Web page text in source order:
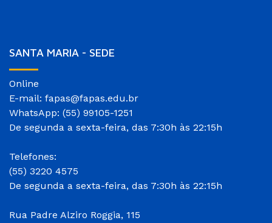
SANTA MARIA - SEDE
Online
E-mail: fapas@fapas.edu.br
WhatsApp: (55) 99105-1251
De segunda a sexta-feira, das 7:30h às 22:15h
Telefones:
(55) 3220 4575
De segunda a sexta-feira, das 7:30h às 22:15h
Rua Padre Alziro Roggia, 115